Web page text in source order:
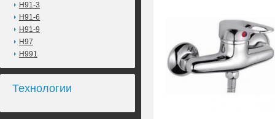
H91-3
H91-6
H91-9
H97
H991
Технологии